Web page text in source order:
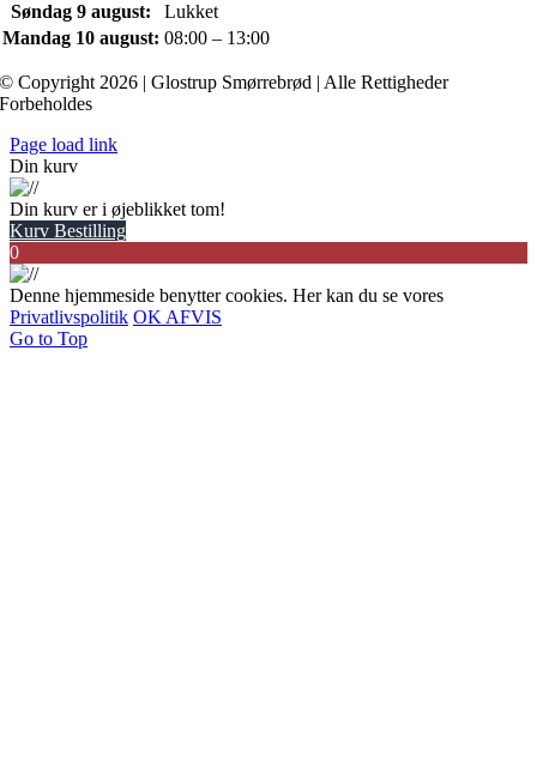
Søndag 9 august:
Lukket
Mandag 10 august: 08:00 – 13:00
© Copyright 2026 | Glostrup Smørrebrød | Alle Rettigheder
Forbeholdes
Page load link
Din kurv
Din kurv er i øjeblikket tom!
Kurv Bestilling
0
Denne hjemmeside benytter cookies. Her kan du se vores
Privatlivspolitik OKAFVIS
Go to Top